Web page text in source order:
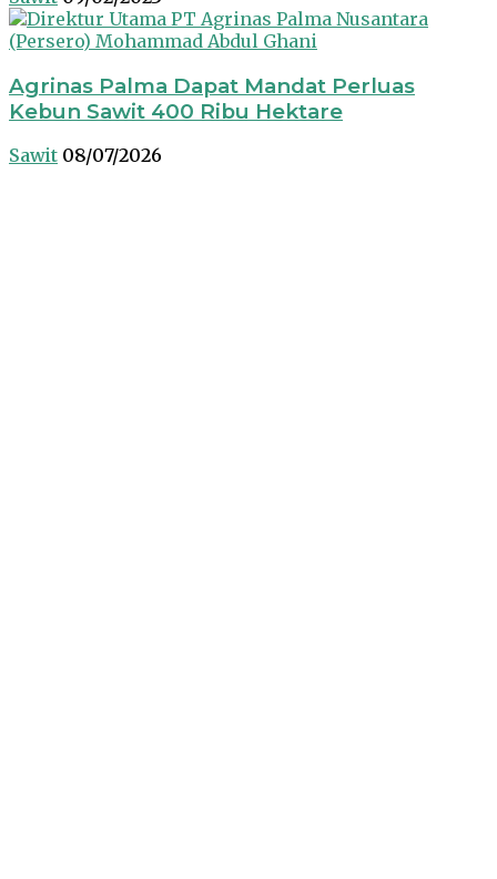
Agrinas Palma Dapat Mandat Perluas
Kebun Sawit 400 Ribu Hektare
Sawit 08/07/2026